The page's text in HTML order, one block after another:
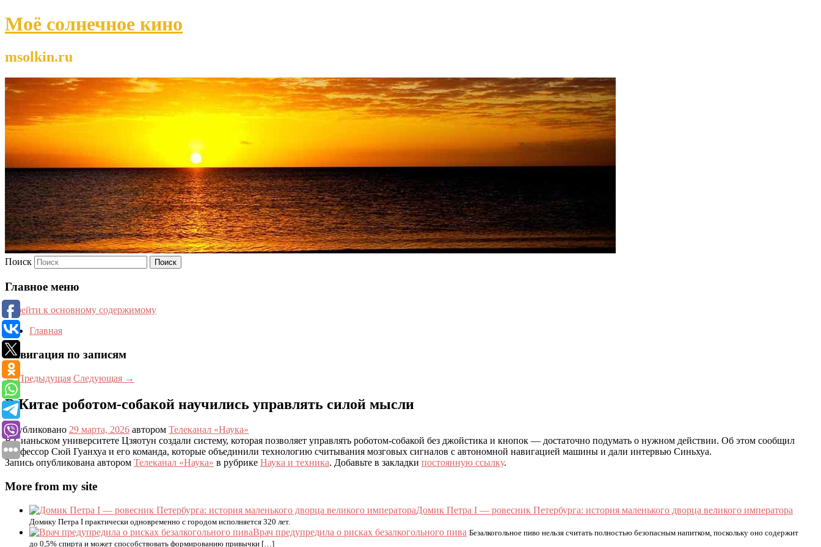
Моё солнечное кино
msolkin.ru
Поиск
Главное меню
Перейти к основному содержимому
Главная
Навигация по записям
←Предыдущая Следующая →
В Китае роботом-собакой научились управлять силой мысли
Опубликовано 29 марта, 2026 автором Телеканал «Наука»
В Сианьском университете Цзяотун создали систему, которая позволяет управлять роботом-собакой без джойстика и кнопок — достаточно подумать о нужном действии. Об этом сообщил
профессор Сюй Гуанхуа и его команда, которые объединили технологию считывания мозговых сигналов с автономной навигацией машины и дали интервью Синьхуа.
Запись опубликована автором Телеканал «Наука» в рубрике Наука и техника. Добавьте в закладки постоянную ссылку.
More from my site
Домик Петра I — ровесник Петербурга: история маленького дворца великого императора
Домику Петра I практически одновременно с городом исполняется 320 лет.
Врач предупредила о рисках безалкогольного пива Безалкогольное пиво нельзя считать полностью безопасным напитком, поскольку оно содержит
до 0,5% спирта и может способствовать формированию привычки […]